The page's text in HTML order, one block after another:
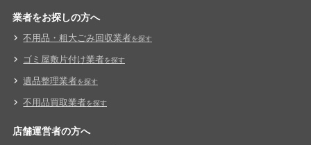
業者をお探しの方へ
不用品・粗大ごみ回収業者を探す
ゴミ屋敷片付け業者を探す
遺品整理業者を探す
不用品買取業者を探す
店舗運営者の方へ